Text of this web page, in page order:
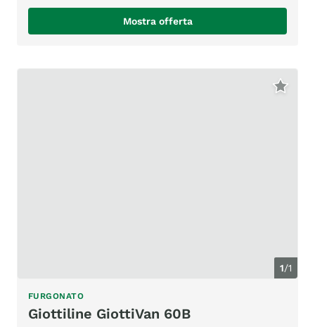
Mostra offerta
1/1
FURGONATO
Giottiline GiottiVan 60B